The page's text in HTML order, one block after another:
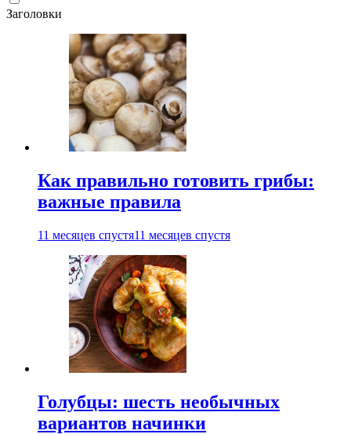
Заголовки
Как правильно готовить грибы:
важные правила
11 месяцев спустя11 месяцев спустя
Голубцы: шесть необычных
вариантов начинки